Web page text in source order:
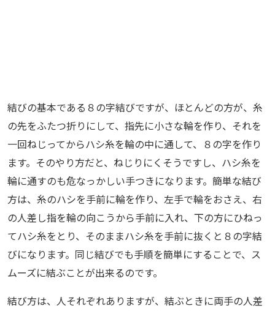
結びの基本である８の字結びですが、ほとんどの方が、糸
の先をふたつ折りにして、指先に小さな輪を作り、それを
一回ねじってからハシ糸を輪の中に通して、８の字を作り
ます。そのやり方だと、ねじりにくそうですし、ハシ糸を
輪に通すのも危なっかしい手つきになります。簡単な結び
方は、糸のハシを手前に輪を作り、左手で輪をおさえ、右
の人差し指を輪の向こうから手前に入れ、下の方にひねっ
てハシ糸をとり、そのままハシ糸を手前に抜くと８の字結
びになります。同じ結びでも手順を簡単にすることで、ス
ムーズに結ぶことが出来るのです。
結び方は、人それぞれありますが、結ぶときに両手の人差